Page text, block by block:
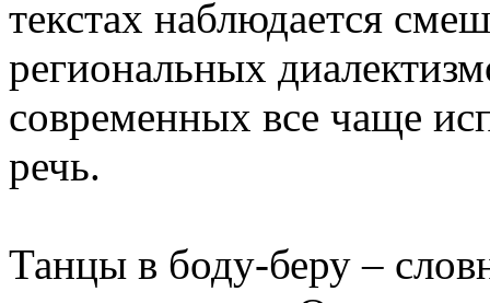
текстах наблюдается
региональных
современных все чаще
речь.
Танцы в боду-беру –